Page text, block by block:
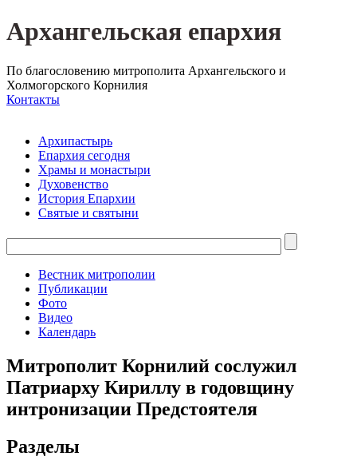
Архангельская епархия
По благословению митрополита Архангельского и
Холмогорского Корнилия
Контакты
Архипастырь
Епархия сегодня
Храмы и монастыри
Духовенство
История Епархии
Святые и святыни
Вестник митрополии
Публикации
Фото
Видео
Календарь
Митрополит Корнилий сослужил
Патриарху Кириллу в годовщину
интронизации Предстоятеля
Разделы